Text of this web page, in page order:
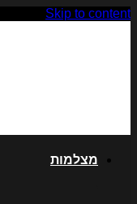
Skip to content
מצלמות